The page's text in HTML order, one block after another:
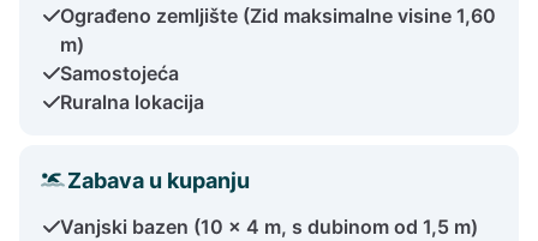
Ograđeno zemljište (Zid maksimalne visine 1,60
m)
Samostojeća
Ruralna lokacija
Zabava u kupanju
Vanjski bazen (10 x 4 m, s dubinom od 1,5 m)